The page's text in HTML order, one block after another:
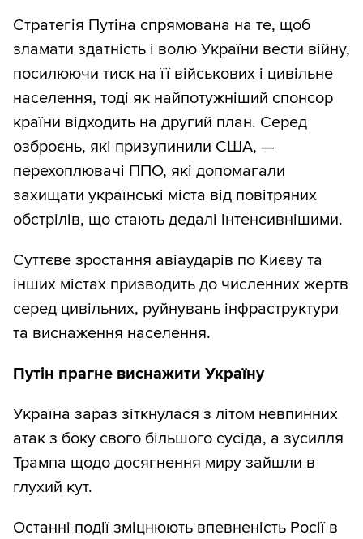
Стратегія Путіна спрямована на те, щоб
зламати здатність і волю України вести війну,
посилюючи тиск на її військових і цивільне
населення, тоді як найпотужніший спонсор
країни відходить на другий план. Серед
озброєнь, які призупинили США, —
перехоплювачі ППО, які допомагали
захищати українські міста від повітряних
обстрілів, що стають дедалі інтенсивнішими.
Суттєве зростання авіаударів по Києву та
інших містах призводить до численних жертв
серед цивільних, руйнувань інфраструктури
та виснаження населення.
Путін прагне виснажити Україну
Україна зараз зіткнулася з літом невпинних
атак з боку свого більшого сусіда, а зусилля
Трампа щодо досягнення миру зайшли в
глухий кут.
Останні події зміцнюють впевненість Росії в